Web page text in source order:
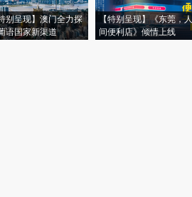
别呈现】澳门全力探
语国家新渠道
【特别呈现】《东莞，人
间便利店》倾情上线